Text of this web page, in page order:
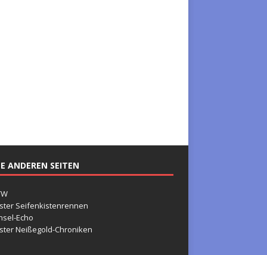
ANDEREN SEITEN
Seifenkistenrennen
Echo
Neißegold-Chroniken